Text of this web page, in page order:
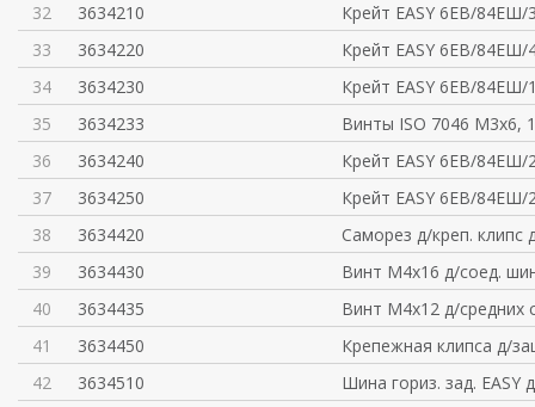
32
3634210
Крейт EASY 6ЕВ/
33
3634220
Крейт EASY 6ЕВ/
34
3634230
Крейт EASY 6ЕВ/
35
3634233
Винты ISO 7046 M3x6,
36
3634240
Крейт EASY 6ЕВ/
37
3634250
Крейт EASY 6ЕВ/
38
3634420
Саморез д/креп. клипс
39
3634430
Винт M4x16 д/соед.
40
3634435
Винт M4x12 д/средних
41
3634450
Крепежная клипса д/
42
3634510
Шина гориз. зад. EASY